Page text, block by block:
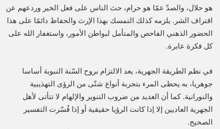
هو حلال، والصدّ عمّا هو حرام، حث الناس على فعل الخير وردعهم عن
اقتراف الشر. يلزمه كذلك التمسك بهذا الإرث والحفاظ دائمًا على هذا
الحضور الذهني الفاحص والمتأمل لبواطن الأمور، واستغفار الله على
كل فكرة عابرة.
في نظم الطريقة الجهرية، يعد الالتزام بروح السّنة النبوية أساسا
جوهريا، به يحظى المرء بتجربة أنواع شتّى من الرؤى التهذيبية
والنورانية. كما أن العديد من ضروب التنوير والإلهام لا تتأتى لأهل
الجهرية العاديين إلا إذا كانت الرؤيا حقيقية أو إذا فُسّرت التفسير
الصحيح.